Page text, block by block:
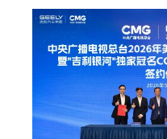
{pboot:if(13'=='13')}{else}
天津卫视
{/
{pboot:if(13'=='13')}
河北卫视
{/pboot:if}